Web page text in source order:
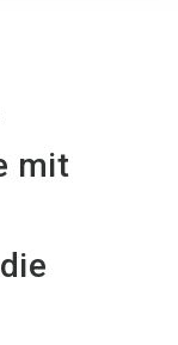
mit